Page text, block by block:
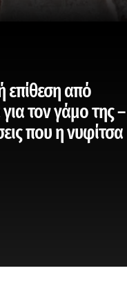
από
τον γάμο της –
που η νυφίτσα